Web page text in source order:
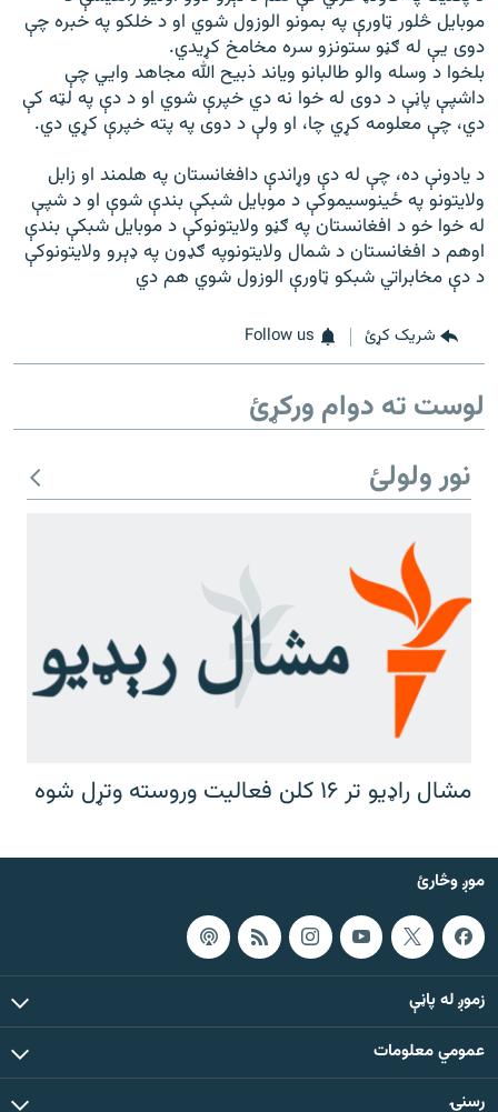
موبایل څلور ټاورې په بمونو الوزول شوي او د خلکو په خبره چې
دوی یې له ګڼو ستونزو سره مخامخ کړیدي.
بلخوا د وسله والو طالبانو ویاند ذبیح الله مجاهد وایي چې
داشپې پاڼې د دوی له خوا نه دي خپرې شوي او د دې په لټه کې
دي، چې معلومه کړي چا، او ولې د دوی په پته خپرې کړي دي.
د یادونې ده، چې له دې وړاندې دافغانستان په هلمند او زابل
ولایتونو په ځینوسیموکې د موبایل شبکې بندې شوې او د شپې
له خوا خو د افغانستان په ګڼو ولایتونوکې د موبایل شبکې بندې
اوهم د افغانستان د شمال ولایتونوپه ګډون په ډېرو ولایتونوکې
د دې مخابراتي شبکو ټاورې الوزول شوي هم دي
شریک کړئ Follow us
لوست ته دوام ورکړئ
نور ولولئ
مشال راډیو تر ۱۶ کلن فعالیت وروسته وتړل شوه
موږ وڅارئ
زموږ له پاڼې
عمومي معلومات
رسنۍ